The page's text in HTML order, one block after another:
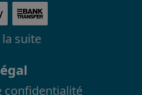
la suite
confidentialité